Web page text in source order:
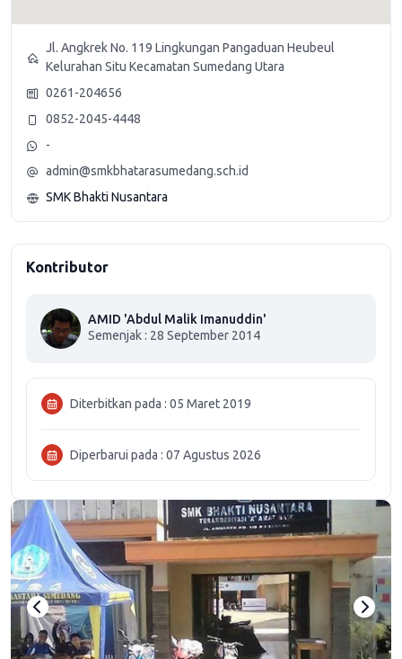
Jl. Angkrek No. 119 Lingkungan Pangaduan Heubeul
Kelurahan Situ Kecamatan Sumedang Utara
0261-204656
0852-2045-4448
-
admin@smkbhatarasumedang.sch.id
SMK Bhakti Nusantara
Kontributor
AMID 'Abdul Malik Imanuddin'
Semenjak : 28 September 2014
Diterbitkan pada : 05 Maret 2019
Diperbarui pada : 07 Agustus 2026